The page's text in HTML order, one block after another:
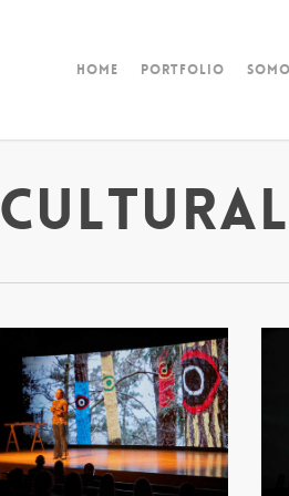
Home Portfolio
cultural